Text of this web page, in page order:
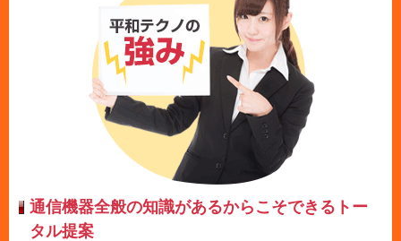
通信機器全般の知識があるからこそできるトー
タル提案